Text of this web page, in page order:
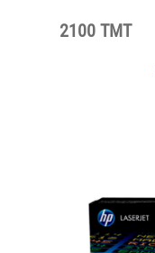
2100 TMT